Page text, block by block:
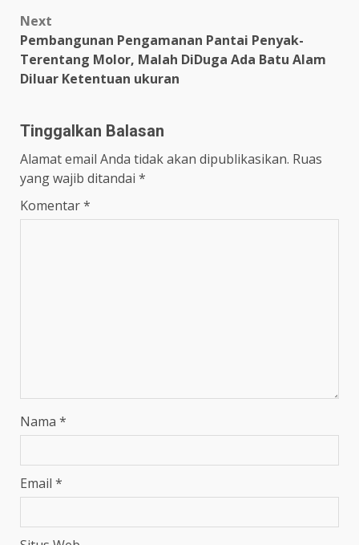
Next
Pembangunan Pengamanan Pantai Penyak-
Terentang Molor, Malah DiDuga Ada Batu Alam
Diluar Ketentuan ukuran
Tinggalkan Balasan
Alamat email Anda tidak akan dipublikasikan. Ruas
yang wajib ditandai *
Komentar*
Nama *
Email *